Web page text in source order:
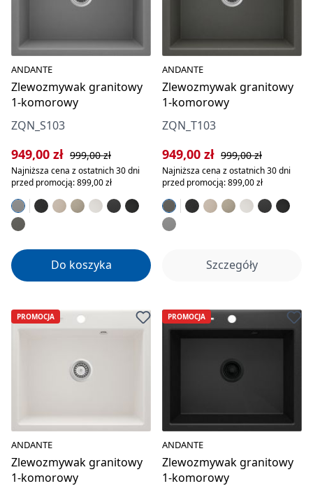
ANDANTE
Zlewozmywak granitowy
1-komorowy
ZQN_S103
Cena sprzedaży:
949,00 zł Cena regularna:
999,00 zł
Najniższa cena z ostatnich 30 dni
przed promocją: 899,00 zł
Do koszyka
ANDANTE
Zlewozmywak granitowy
1-komorowy
ZQN_T103
Cena sprzedaży:
949,00 zł Cena regularna:
999,00 zł
Najniższa cena z ostatnich 30 dni
przed promocją: 899,00 zł
Szczegóły
PROMOCJA
ANDANTE
Zlewozmywak granitowy
1-komorowy
PROMOCJA
ANDANTE
Zlewozmywak granitowy
1-komorowy